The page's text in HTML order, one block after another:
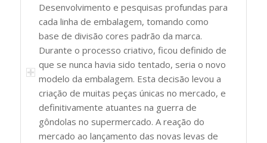
Desenvolvimento e pesquisas profundas para
cada linha de embalagem, tomando como
base de divisão cores padrão da marca.
Durante o processo criativo, ficou definido de
que se nunca havia sido tentado, seria o novo
modelo da embalagem. Esta decisão levou a
criação de muitas peças únicas no mercado, e
definitivamente atuantes na guerra de
gôndolas no supermercado. A reação do
mercado ao lançamento das novas levas de